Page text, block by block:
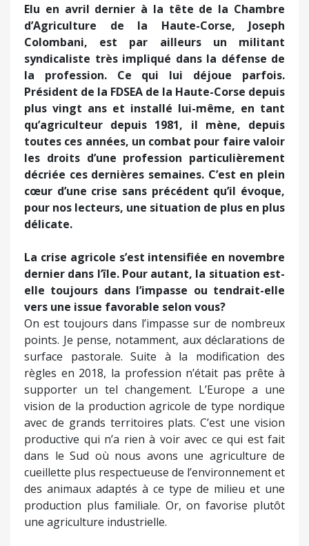
Elu en avril dernier à la tête de la Chambre
d’Agriculture de la Haute-Corse, Joseph
Colombani, est par ailleurs un militant
syndicaliste très impliqué dans la défense de
la profession. Ce qui lui déjoue parfois.
Président de la FDSEA de la Haute-Corse depuis
plus vingt ans et installé lui-même, en tant
qu’agriculteur depuis 1981, il mène, depuis
toutes ces années, un combat pour faire valoir
les droits d’une profession particulièrement
décriée ces dernières semaines. C’est en plein
cœur d’une crise sans précédent qu’il évoque,
pour nos lecteurs, une situation de plus en plus
délicate.
La crise agricole s’est intensifiée en novembre
dernier dans l’île. Pour autant, la situation est-
elle toujours dans l’impasse ou tendrait-elle
vers une issue favorable selon vous?
On est toujours dans l’impasse sur de nombreux
points. Je pense, notamment, aux déclarations de
surface pastorale. Suite à la modification des
règles en 2018, la profession n’était pas prête à
supporter un tel changement. L’Europe a une
vision de la production agricole de type nordique
avec de grands territoires plats. C’est une vision
productive qui n’a rien à voir avec ce qui est fait
dans le Sud où nous avons une agriculture de
cueillette plus respectueuse de l’environnement et
des animaux adaptés à ce type de milieu et une
production plus familiale. Or, on favorise plutôt
une agriculture industrielle.